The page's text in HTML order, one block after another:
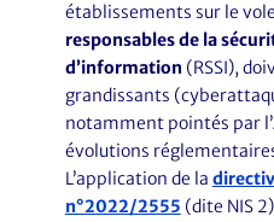
établissements sur le
responsables de la
d’information (RSSI),
grandissants
notamment pointés par
évolutions
L’application de la
n°2022/2555 (dite NIS